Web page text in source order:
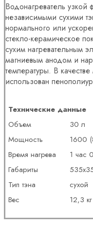
Водонагреватель узкой
независимыми сухими
нормального или
стекло-керамическое
сухим нагревательным
магниевым анодом и
температуры. В
использован
Технические данные
Объем
30 л
Мощность
1600
Время нагрева
1 час
Габариты
Тип тэна
сухой
Вес
12,3 кг